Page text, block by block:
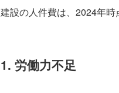
建設の人件費は、2024年時
1. 労働力不足